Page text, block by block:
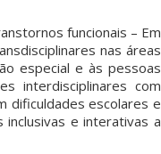
funcionais – Em
nas áreas
especial e às pessoas
interdisciplinares com
dificuldades escolares e
e interativas a